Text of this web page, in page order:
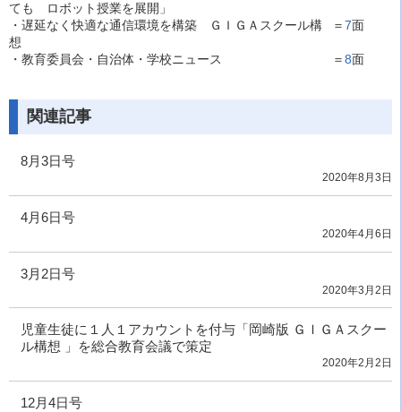
ても ロボット授業を展開」
・遅延なく快適な通信環境を構築 ＧＩＧＡスクール構
想
＝7面
・教育委員会・自治体・学校ニュース ＝8面
関連記事
8月3日号
2020年8月3日
4月6日号
2020年4月6日
3月2日号
2020年3月2日
児童生徒に１人１アカウントを付与「岡崎版 ＧＩＧＡスクー
ル構想 」を総合教育会議で策定
2020年2月2日
12月4日号